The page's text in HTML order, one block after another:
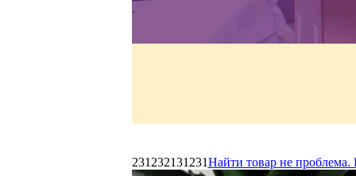
231232131231Найти товар не проблема.